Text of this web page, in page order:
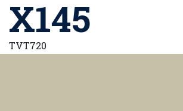
X145
TVT720